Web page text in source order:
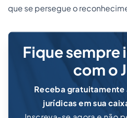
que se persegue o
Fique
com o
Receba gratuitamente
jurídicas em sua